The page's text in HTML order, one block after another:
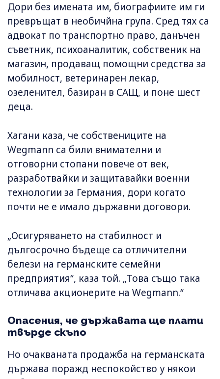
Дори без имената им, биографиите им ги
превръщат в необичйна група. Сред тях са
адвокат по транспортно право, данъчен
съветник, психоаналитик, собственик на
магазин, продаващ помощни средства за
мобилност, ветеринарен лекар,
озеленител, базиран в САЩ, и поне шест
деца.
Хагани каза, че собствениците на
Wegmann са били внимателни и
отговорни стопани повече от век,
разработвайки и защитавайки военни
технологии за Германия, дори когато
почти не е имало държавни договори.
„Осигуряването на стабилност и
дългосрочно бъдеще са отличителни
белези на германските семейни
предприятия“, каза той. „Това също така
отличава акционерите на Wegmann.“
Опасения, че държавата ще плати
твърде скъпо
Но очакваната продажба на германската
държава поражд неспокойство у някои